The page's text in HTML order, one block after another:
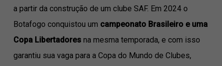
a partir da construção de um clube SAF. Em 2024 o
Botafogo conquistou um campeonato Brasileiro e uma
Copa Libertadoresna mesma temporada, e com isso
garantiu sua vaga para a Copa do Mundo de Clubes,